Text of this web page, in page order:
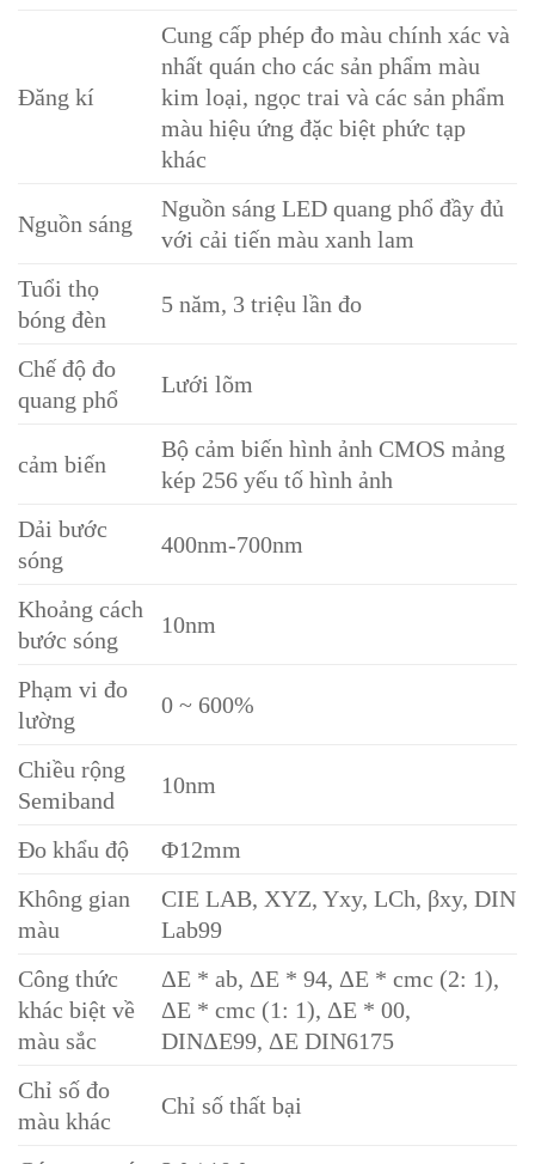
Đăng kí
Cung cấp phép đo màu chính xác và
nhất quán cho các sản phẩm màu
kim loại, ngọc trai và các sản phẩm
màu hiệu ứng đặc biệt phức tạp
khác
Nguồn sáng
Nguồn sáng LED quang phổ đầy đủ
với cải tiến màu xanh lam
Tuổi thọ
bóng đèn
5 năm, 3 triệu lần đo
Chế độ đo
quang phổ
Lưới lõm
cảm biến
Bộ cảm biến hình ảnh CMOS mảng
kép 256 yếu tố hình ảnh
Dải bước
sóng
400nm-700nm
Khoảng cách
bước sóng
10nm
Phạm vi đo
lường
0 ~ 600%
Chiều rộng
Semiband
10nm
Đo khẩu độ
Φ12mm
Không gian
màu
CIE LAB, XYZ, Yxy, LCh, βxy, DIN
Lab99
Công thức
khác biệt về
màu sắc
ΔE * ab, ΔE * 94, ΔE * cmc (2: 1),
ΔE * cmc (1: 1), ΔE * 00,
DINΔE99, ΔE DIN6175
Chỉ số đo
màu khác
Chỉ số thất bại